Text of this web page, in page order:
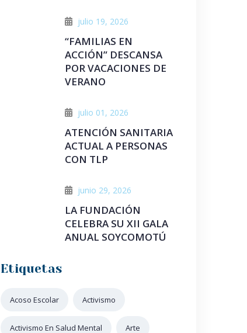
julio 19, 2026
“FAMILIAS EN
ACCIÓN” DESCANSA
POR VACACIONES DE
VERANO
julio 01, 2026
ATENCIÓN SANITARIA
ACTUAL A PERSONAS
CON TLP
junio 29, 2026
LA FUNDACIÓN
CELEBRA SU XII GALA
ANUAL SOYCOMOTÚ
Etiquetas
Acoso Escolar Activismo
Activismo En Salud Mental Arte